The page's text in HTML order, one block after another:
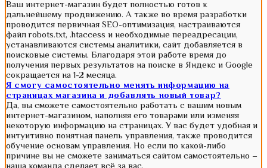
Ваш интернет-магазин будет полностью готов к
дальнейшему продвижению. А также во время разработки
проводится первичная SEO-оптимизация, настраиваются
файл robots.txt, .htaccess и необходимые переадресации,
устанавливаются системы аналитики, сайт добавляется в
поисковые системы. Благодаря этой работе время до
получения первых результатов на поиске в Яндекс и Google
сокращается на 1-2 месяца.
Я смогу самостоятельно менять информацию на
страницах магазина и добавлять новый товар?
Да, вы сможете самостоятельно работать с вашим новым
интернет-магазином, наполняя его товарами или изменяя
некоторую информацию на страницах. У вас будет удобная и
интуитивно понятная панель управления, также проводится
обучение основам управления. Но если по какой-либо
причине вы не сможете заниматься сайтом самостоятельно –
наша команда сделает всё за вас.